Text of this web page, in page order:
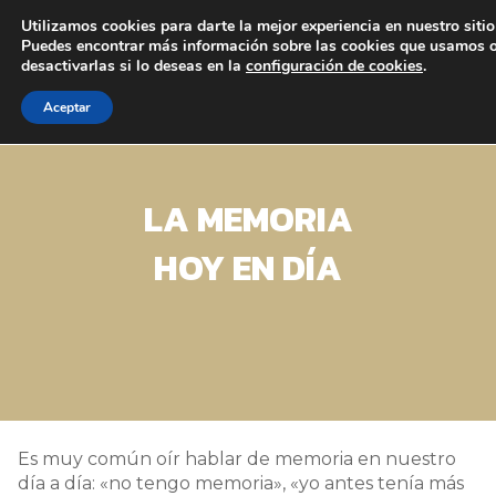
LA MEMORIA
HOY EN DÍA
Es muy común oír hablar de memoria en nuestro
día a día: «no tengo memoria», «yo antes tenía más
Utilizamos cookies para darte la mejor experiencia en nuestro
Puedes encontrar más información sobre las cookies que usamos
desactivarlas si lo deseas en la configuración de cookies.
Aceptar